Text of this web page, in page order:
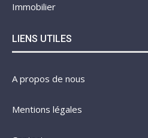
Immobilier
LIENS UTILES
A propos de nous
Mentions légales